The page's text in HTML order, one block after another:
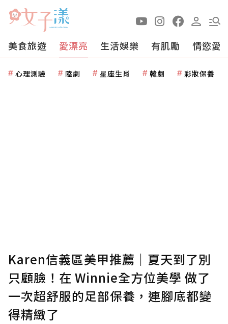
美食旅遊 愛漂亮 生活娛樂 有肌勵 情慾愛
心理測驗 陸劇 星座生肖 韓劇 彩妝保養
Karen信義區美甲推薦｜夏天到了別
只顧臉！在 Winnie全方位美學 做了
一次超舒服的足部保養，連腳底都變
得精緻了